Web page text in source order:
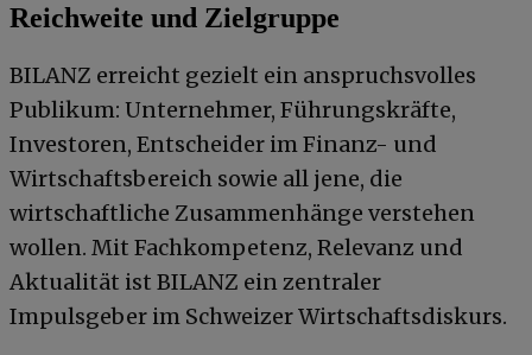
Reichweite und Zielgruppe
BILANZ erreicht gezielt ein anspruchsvolles
Publikum: Unternehmer, Führungskräfte,
Investoren, Entscheider im Finanz- und
Wirtschaftsbereich sowie all jene, die
wirtschaftliche Zusammenhänge verstehen
wollen. Mit Fachkompetenz, Relevanz und
Aktualität ist BILANZ ein zentraler
Impulsgeber im Schweizer Wirtschaftsdiskurs.